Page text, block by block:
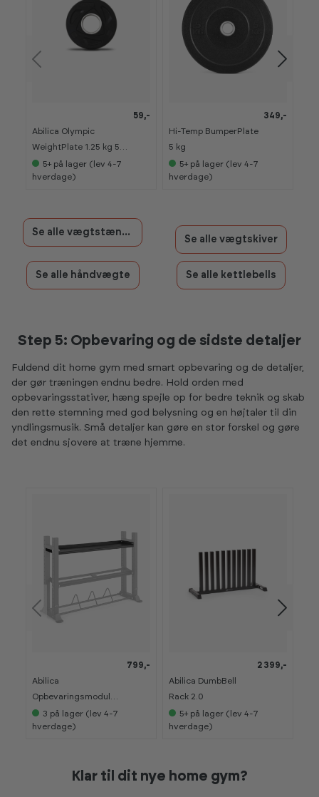
Abilica Olympic
WeightPlate 1.25 kg 50
mm
59,-
5+ på lager (lev 4-7
hverdage)
Hi-Temp BumperPlate
5 kg
349,-
5+ på lager (lev 4-7
hverdage)
Se alle vægtstænger
Se alle vægtskiver
Se alle håndvægte Se alle kettlebells
Step 5: Opbevaring og de sidste detaljer
Fuldend dit home gym med smart opbevaring og de detaljer,
der gør træningen endnu bedre. Hold orden med
opbevaringsstativer, hæng spejle op for bedre teknik og skab
den rette stemning med god belysning og en højtaler til din
yndlingsmusik. Små detaljer kan gøre en stor forskel og gøre
det endnu sjovere at træne hjemme.
Abilica
Opbevaringsmodul
hylde til kettlebells
799,-
3 på lager (lev 4-7
hverdage)
Abilica DumbBell
Rack 2.0
2 399,-
5+ på lager (lev 4-7
hverdage)
Klar til dit nye home gym?